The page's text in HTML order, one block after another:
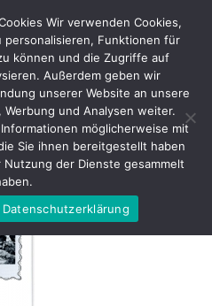
Deutsch – S56
Wir verwenden Cookies,
personalisieren, Funktionen für
können und die Zugriffe auf
Außerdem geben wir
unserer Website an unsere
und Analysen weiter.
möglicherweise mit
Sie ihnen bereitgestellt haben
der Dienste gesammelt
Datenschutzerklärung